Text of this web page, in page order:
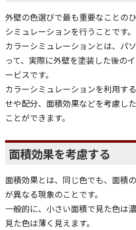
外壁の色選びで最も重要なことの
シミュレーションを行うことです。
カラーシミュレーションとは、パ
って、実際に外壁を塗装した後の
ービスです。
カラーシミュレーションを利用す
せや配分、面積効果などを考慮し
ことができます。
面積効果を考慮する
面積効果とは、同じ色でも、面積
が異なる現象のことです。
一般的に、小さい面積で見た色は
見た色は薄く見えます。